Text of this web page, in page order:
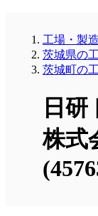
工場・製
茨城県の
茨城町の
日
株式